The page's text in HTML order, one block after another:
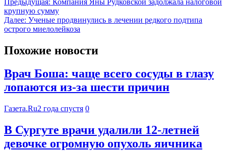
крупную сумму
Далее: Ученые продвинулись в лечении редкого подтипа
острого миелолейкоза
Похожие новости
Врач Боша: чаще всего сосуды в глазу
лопаются из-за шести причин
Газета.Ru2 года спустя 0
В Сургуте врачи удалили 12-летней
девочке огромную опухоль яичника